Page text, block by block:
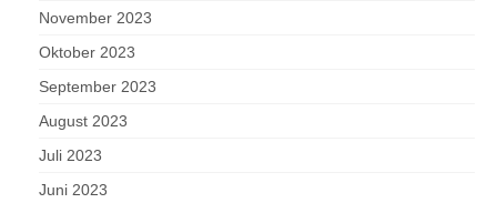
November 2023
Oktober 2023
September 2023
August 2023
Juli 2023
Juni 2023